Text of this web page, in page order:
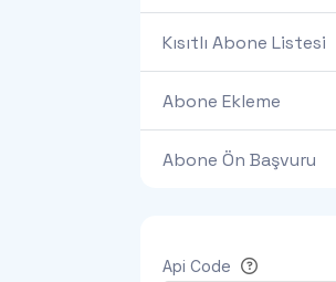
Kısıtlı Abone Listesi
Abone Ekleme
Abone Ön Başvuru
Api Code